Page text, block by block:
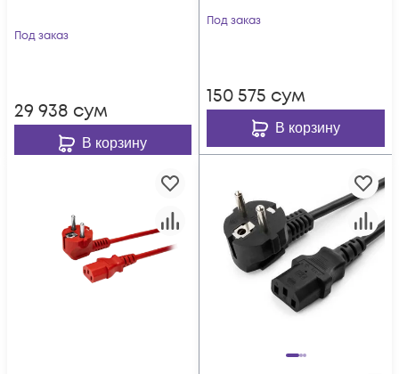
Под заказ
29 938 сум
В корзину
Под заказ
150 575 сум
В корзину